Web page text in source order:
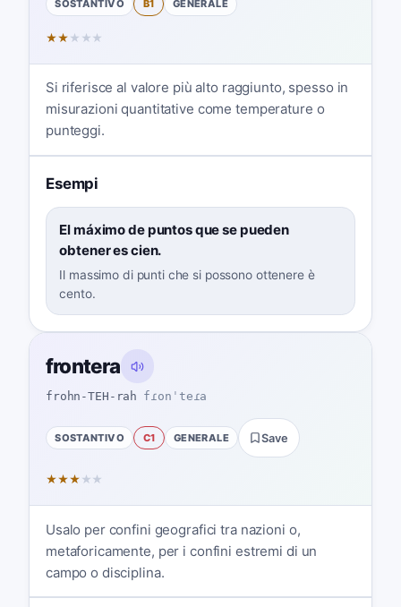
SOSTANTIVO B1 GENERALE
★★ ★ ★ ★
Si riferisce al valore più alto raggiunto, spesso in
misurazioni quantitative come temperature o
punteggi.
Esempi
El máximo de puntos que se pueden
obtener es cien.
Il massimo di punti che si possono ottenere è
cento.
frontera
frohn-TEH-rah fɾonˈteɾa
SOSTANTIVO C1 GENERALE Save
★★★ ★ ★
Usalo per confini geografici tra nazioni o,
metaforicamente, per i confini estremi di un
campo o disciplina.